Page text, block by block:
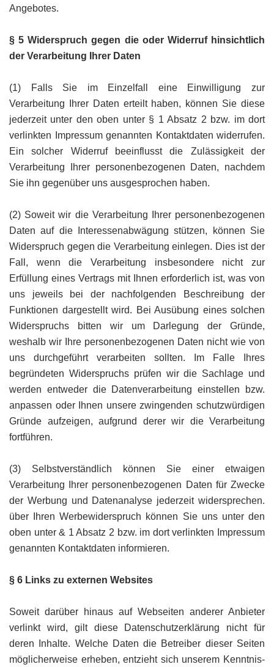
Angebotes.
§ 5 Widerspruch gegen die oder Widerruf hinsichtlich
der Verarbeitung Ihrer Daten
(1) Falls Sie im Einzelfall eine Einwilligung zur
Verarbeitung Ihrer Daten erteilt haben, können Sie diese
jederzeit unter den oben unter § 1 Absatz 2 bzw. im dort
verlinkten Impressum genannten Kontaktdaten widerrufen.
Ein solcher Widerruf beeinflusst die Zulässigkeit der
Verarbeitung Ihrer personenbezogenen Daten, nachdem
Sie ihn gegenüber uns ausgesprochen haben.
(2) Soweit wir die Verarbeitung Ihrer personenbezogenen
Daten auf die Interessenabwägung stützen, können Sie
Widerspruch gegen die Verarbeitung einlegen. Dies ist der
Fall, wenn die Verarbeitung insbesondere nicht zur
Erfüllung eines Vertrags mit Ihnen erforderlich ist, was von
uns jeweils bei der nachfolgenden Beschreibung der
Funktionen dargestellt wird. Bei Ausübung eines solchen
Widerspruchs bitten wir um Darlegung der Gründe,
weshalb wir Ihre personenbezogenen Daten nicht wie von
uns durchgeführt verarbeiten sollten. Im Falle Ihres
begründeten Widerspruchs prüfen wir die Sachlage und
werden entweder die Datenverarbeitung einstellen bzw.
anpassen oder Ihnen unsere zwingenden schutzwürdigen
Gründe aufzeigen, aufgrund derer wir die Verarbeitung
fortführen.
(3) Selbstverständlich können Sie einer etwaigen
Verarbeitung Ihrer personenbezogenen Daten für Zwecke
der Werbung und Datenanalyse jederzeit widersprechen.
über Ihren Werbewiderspruch können Sie uns unter den
oben unter & 1 Absatz 2 bzw. im dort verlinkten Impressum
genannten Kontaktdaten informieren.
§ 6 Links zu externen Websites
Soweit darüber hinaus auf Webseiten anderer Anbieter
verlinkt wird, gilt diese Datenschutzerklärung nicht für
deren Inhalte. Welche Daten die Betreiber dieser Seiten
möglicherweise erheben, entzieht sich unserem Kenntnis-